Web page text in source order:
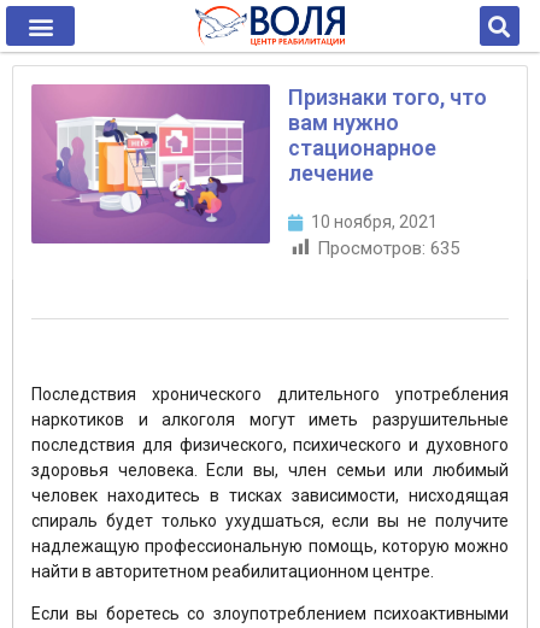
Признаки того, что
вам нужно
стационарное
лечение
10 ноября, 2021
Просмотров: 635
Последствия хронического длительного употребления
наркотиков и алкоголя могут иметь разрушительные
последствия для физического, психического и духовного
здоровья человека. Если вы, член семьи или любимый
человек находитесь в тисках зависимости, нисходящая
спираль будет только ухудшаться, если вы не получите
надлежащую профессиональную помощь, которую можно
найти в авторитетном реабилитационном центре.
Если вы боретесь со злоупотреблением психоактивными